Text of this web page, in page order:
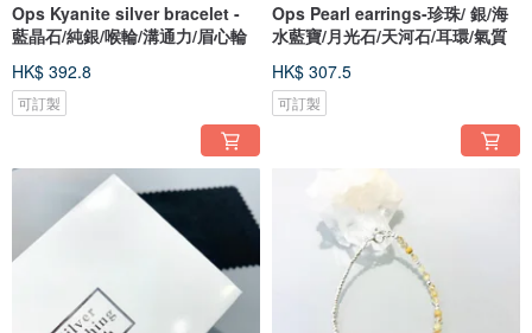
Ops Kyanite silver bracelet -
藍晶石/純銀/喉輪/溝通力/眉心輪
HK$ 392.8
可訂製
Ops Pearl earrings-珍珠/ 銀/海
水藍寶/月光石/天河石/耳環/氣質
HK$ 307.5
可訂製